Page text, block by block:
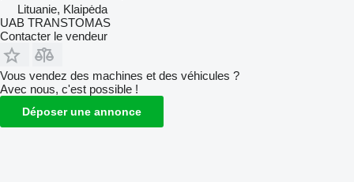
Lituanie, Klaipėda
UAB TRANSTOMAS
Contacter le vendeur
Vous vendez des machines et des véhicules ?
Avec nous, c'est possible !
Déposer une annonce